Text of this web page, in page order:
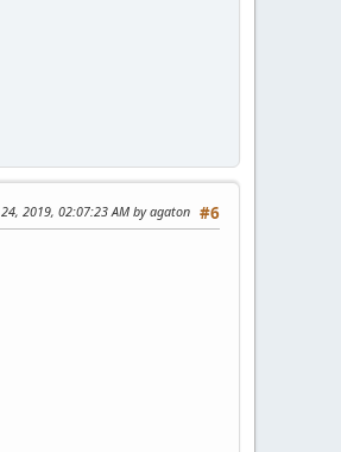
#6
24, 2019, 02:07:23 AM by agaton